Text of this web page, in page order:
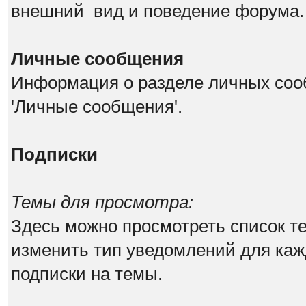
внешний вид и поведение форума.
Личные сообщения
Информация о разделе личных
'Личные сообщения'.
Подписки
Темы для просмотра:
Здесь можно просмотреть список
изменить тип уведомлений для
подписки на темы.